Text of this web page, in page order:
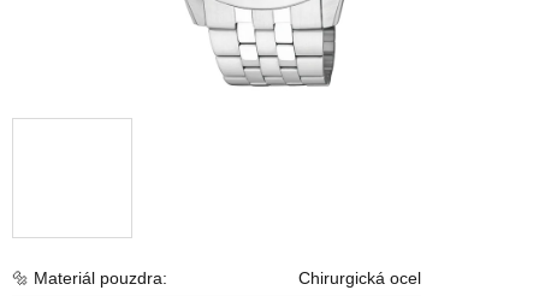
🔩 Materiál pouzdra:
Chirurgická ocel